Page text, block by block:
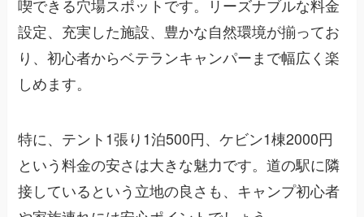
喫できる穴場スポットです。リーズナブルな料金
設定、充実した施設、豊かな自然環境が揃ってお
り、初心者からベテランキャンパーまで幅広く楽
しめます。
特に、テント1張り1泊500円、ケビン1棟2000円
という料金の安さは大きな魅力です。道の駅に隣
接しているという立地の良さも、キャンプ初心者